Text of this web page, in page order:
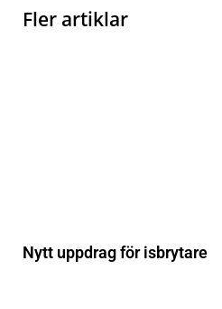
Fler artiklar
Nytt uppdrag för isbrytare